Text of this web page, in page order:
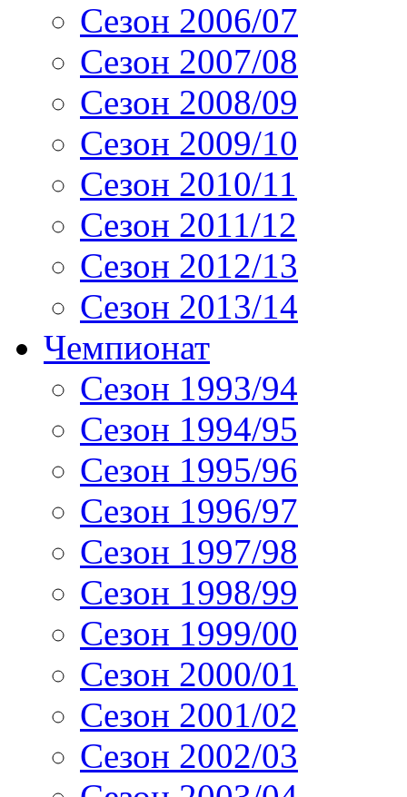
Сезон 2006/07
Сезон 2007/08
Сезон 2008/09
Сезон 2009/10
Сезон 2010/11
Сезон 2011/12
Сезон 2012/13
Сезон 2013/14
Чемпионат
Сезон 1993/94
Сезон 1994/95
Сезон 1995/96
Сезон 1996/97
Сезон 1997/98
Сезон 1998/99
Сезон 1999/00
Сезон 2000/01
Сезон 2001/02
Сезон 2002/03